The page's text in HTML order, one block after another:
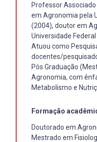
Professor
em Agronomia pela
(2004), doutor em
Universidade
Atuou como
docentes/
Pós Graduação
Agronomia, com
Metabolismo e
Formação
Doutorado em
Mestrado em